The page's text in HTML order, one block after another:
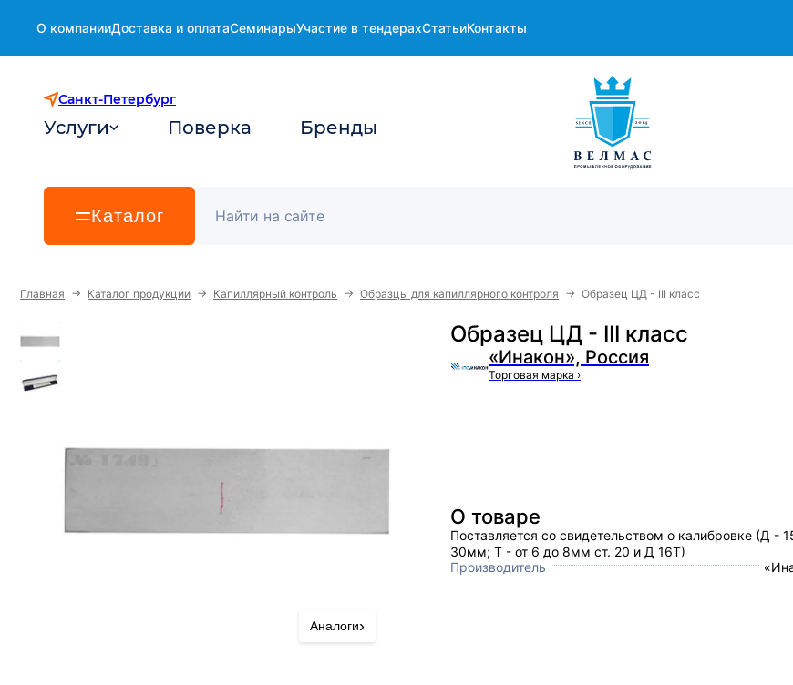
О компанииДоставка и оплатаСеминарыУчастие в тендерахСтатьиКонтакты
Санкт-Петербург
Услуги Поверка Бренды
Каталог
Главная → Каталог продукции → Капиллярный контроль → Образцы для капиллярного контроля → Образец ЦД - III класс
Образец ЦД - III класс
«Инакон», Россия
Торговая марка ›
Аналоги›
О товаре
Поставляется со свидетельством о калибровке (Д -
30мм; Т - от 6 до 8мм ст. 20 и Д 16Т)
Производитель